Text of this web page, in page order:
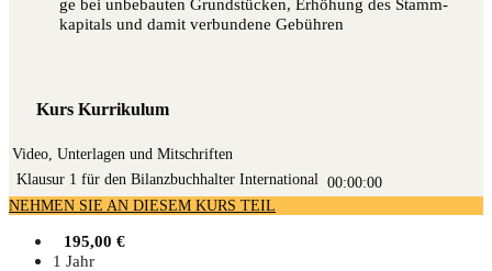
ge bei unbe­bau­ten Grund­stü­cken, Erhö­hung des Stamm­
ka­pi­tals und damit ver­bun­de­ne Gebühren
Kurs Kurrikulum
Video, Unterlagen und Mitschriften
Klau­sur 1 für den Bilanz­buch­hal­ter International 00:00:00
NEHMEN SIE AN DIESEM KURS TEIL
195,00 €
1 Jahr